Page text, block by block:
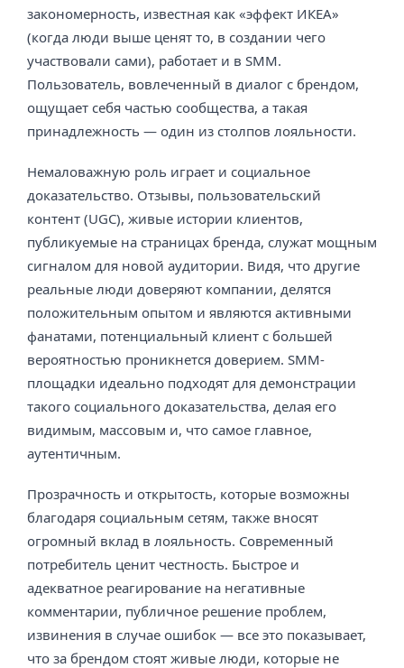
закономерность, известная как «эффект ИКЕА»
(когда люди выше ценят то, в создании чего
участвовали сами), работает и в SMM.
Пользователь, вовлеченный в диалог с брендом,
ощущает себя частью сообщества, а такая
принадлежность — один из столпов лояльности.
Немаловажную роль играет и социальное
доказательство. Отзывы, пользовательский
контент (UGC), живые истории клиентов,
публикуемые на страницах бренда, служат мощным
сигналом для новой аудитории. Видя, что другие
реальные люди доверяют компании, делятся
положительным опытом и являются активными
фанатами, потенциальный клиент с большей
вероятностью проникнется доверием. SMM-
площадки идеально подходят для демонстрации
такого социального доказательства, делая его
видимым, массовым и, что самое главное,
аутентичным.
Прозрачность и открытость, которые возможны
благодаря социальным сетям, также вносят
огромный вклад в лояльность. Современный
потребитель ценит честность. Быстрое и
адекватное реагирование на негативные
комментарии, публичное решение проблем,
извинения в случае ошибок — все это показывает,
что за брендом стоят живые люди, которые не